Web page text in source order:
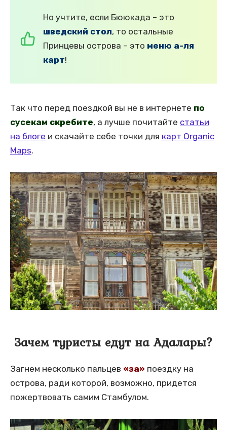
Но учтите, если Бююкада – это
шведский стол, то остальные
Принцевы острова – это меню а-ля
карт!
Так что перед поездкой вы не в интернете по
сусекам скребите, а лучше почитайте статьи
на блоге и скачайте себе точки для карт Organic
Maps.
Зачем туристы едут на Адалары?
Загнем несколько пальцев «за» поездку на
острова, ради которой, возможно, придется
пожертвовать самим Стамбулом.